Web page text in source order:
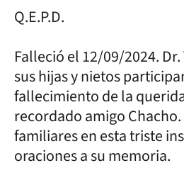
Q.E.P.D.
Falleció el 12/09/2024.
sus hijas y nietos
fallecimiento de la
recordado amigo
familiares en esta triste
oraciones a su memoria.